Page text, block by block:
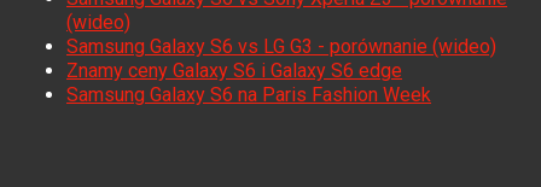
(wideo)
Samsung Galaxy S6 vs LG G3 - porównanie (wideo)
Znamy ceny Galaxy S6 i Galaxy S6 edge
Samsung Galaxy S6 na Paris Fashion Week